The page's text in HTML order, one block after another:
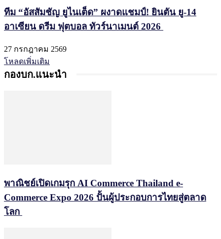
ทีม “อัสสัมชัญ ยูไนเต็ด” ผงาดแชมป์! ยินตัน ยู-14
อาเซียน ดรีม ฟุตบอล ทัวร์นาเมนต์ 2026
27 กรกฎาคม 2569
โหลดเพิ่มเติม
กองบก.แนะนำ
พาณิชย์เปิดเกมรุก AI Commerce Thailand e-
Commerce Expo 2026 ปั้นผู้ประกอบการไทยสู่ตลาด
โลก